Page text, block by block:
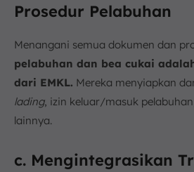
Prosedur Pelabuhan
Menangani semua dokumen dan
pelabuhan dan bea cukai
dari EMKL. Mereka menyiapkan
lading, izin keluar/masuk
lainnya.
c. Mengintegrasikan